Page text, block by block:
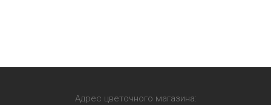
Адрес цветочного магазина: